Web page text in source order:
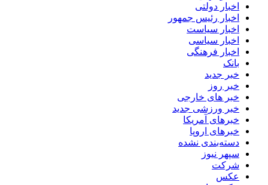
اخبار دولتی
اخبار رئیس جمهور
اخبار سیاست
اخبار سیاسی
اخبار فرهنگی
بانک
خبر جدید
خبر روز
خبر های خارجی
خبر ورزشی جدید
خبرهای آمریکا
خبرهای اروپا
دسته‌بندی نشده
سپهر نیوز
شرکت
عکس